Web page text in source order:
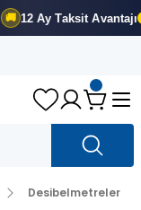
12 Ay Taksit Avantajı
Desibelmetreler